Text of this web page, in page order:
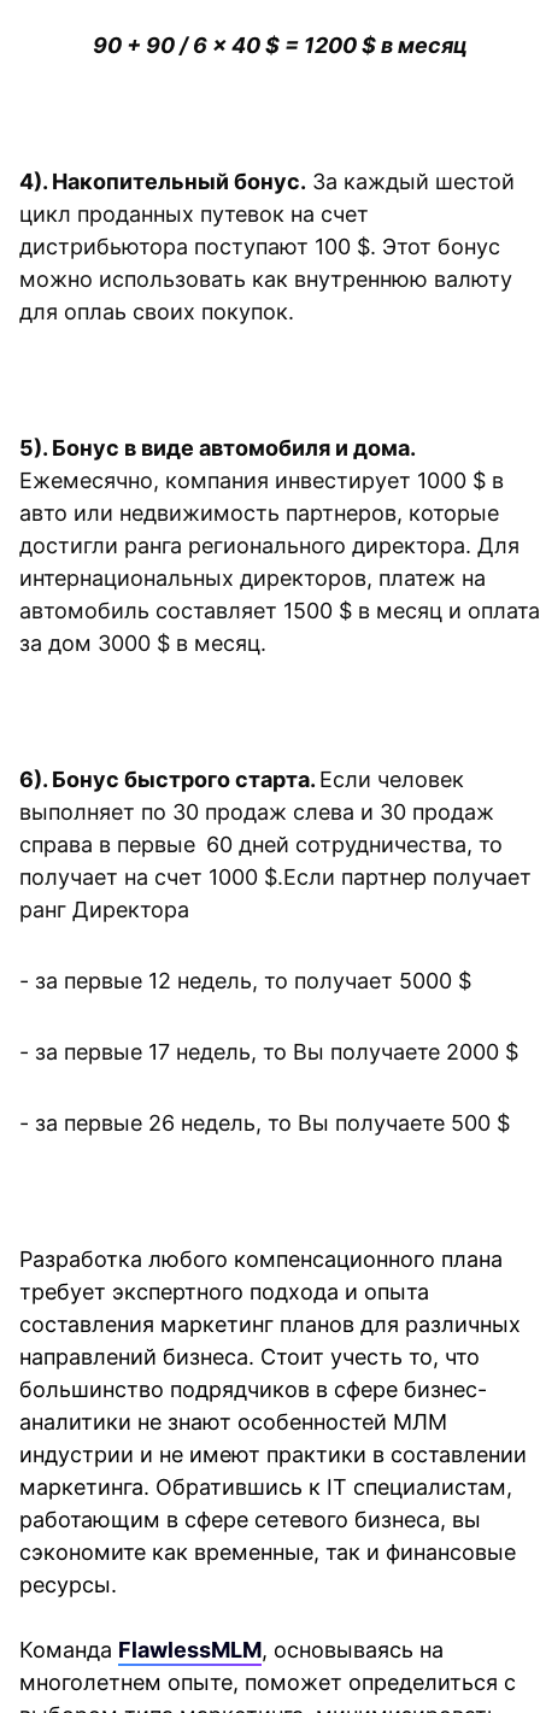
90 + 90 / 6 x 40 $ = 1200 $ в месяц
4). Накопительный бонус. За каждый шестой
цикл проданных путевок на счет
дистрибьютора поступают 100 $. Этот бонус
можно использовать как внутреннюю валюту
для оплаь своих покупок.
5).
Ежемесячно, компания инвестирует 1000 $ в
авто или недвижимость партнеров, которые
достигли ранга регионального директора. Для
интернациональных директоров, платеж на
автомобиль составляет 1500 $ в месяц и оплата
за дом 3000 $ в месяц.
6). Бонус быстрого старта. Если человек
выполняет по 30 продаж слева и 30 продаж
справа в первые 60 дней сотрудничества, то
получает на счет 1000 $.Если партнер получает
ранг Директора
- за первые 12 недель, то получает 5000 $
- за первые 17 недель, то Вы получаете 2000 $
- за первые 26 недель, то Вы получаете 500 $
Разработка любого компенсационного плана
требует экспертного подхода и опыта
составления маркетинг планов для различных
направлений бизнеса. Стоит учесть то, что
большинство подрядчиков в сфере бизнес-
аналитики не знают особенностей МЛМ
индустрии и не имеют практики в составлении
маркетинга. Обратившись к IT специалистам,
работающим в сфере сетевого бизнеса, вы
сэкономите как временные, так и финансовые
ресурсы.
Команда FlawlessMLM, основываясь на
многолетнем опыте, поможет определиться с